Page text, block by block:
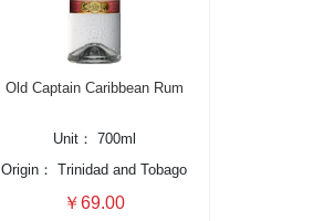
Old Captain Caribbean Rum
Unit： 700ml
Origin：
Trinidad and Tobago
￥69.00